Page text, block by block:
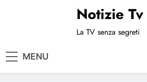
Notizie Tv
La TV senza segreti
MENU